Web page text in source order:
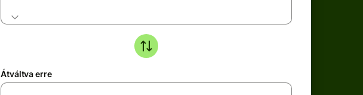
Átváltva erre